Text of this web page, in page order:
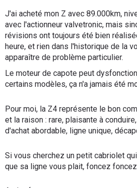
J'ai acheté mon Z avec 89.000km,
avec l'actionneur valvetronic, mais
révisions ont toujours été bien
heure, et rien dans l'historique de la
apparaître de problème particulier.
Le moteur de capote peut
certains modèles, ça n'a jamais été
Pour moi, la Z4 représente le bon
et la raison : rare, plaisante à
d'achat abordable, ligne unique,
Si vous cherchez un petit cabriolet
que sa ligne vous plait, foncez